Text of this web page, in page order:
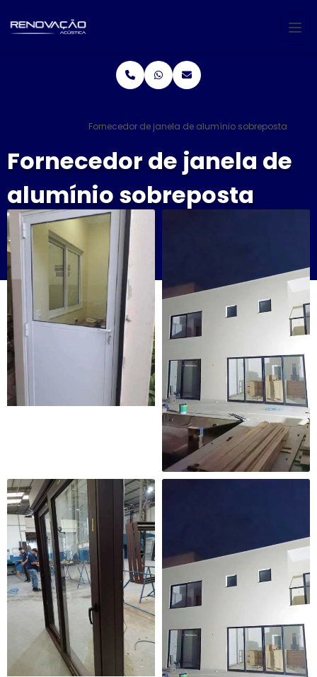
Fornecedor de janela de alumínio sobreposta
Fornecedor de janela de
alumínio sobreposta